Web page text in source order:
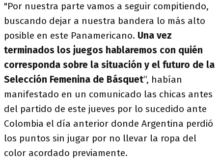
"Por nuestra parte vamos a seguir compitiendo,
buscando dejar a nuestra bandera lo más alto
posible en este Panamericano. Una vez
terminados los juegos hablaremos con quién
corresponda sobre la situación y el futuro de la
Selección Femenina de Básquet”, habían
manifestado en un comunicado las chicas antes
del partido de este jueves por lo sucedido ante
Colombia el día anterior donde Argentina perdió
los puntos sin jugar por no llevar la ropa del
color acordado previamente.